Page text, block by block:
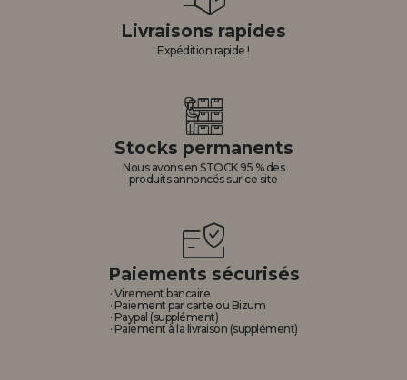
Livraisons rapides
Expédition rapide !
Stocks permanents
Nous avons en STOCK 95 % des
produits annoncés sur ce site
Paiements sécurisés
· Virement bancaire
· Paiement par carte ou Bizum
· Paypal (supplément)
· Paiement à la livraison (supplément)